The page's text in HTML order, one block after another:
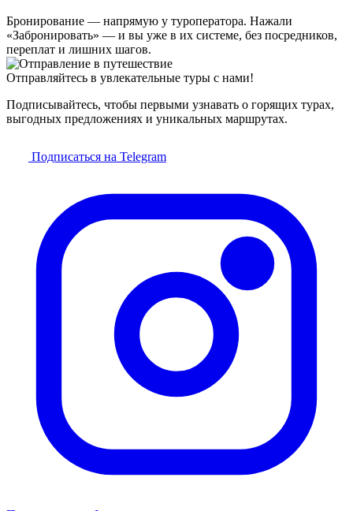
Бронирование — напрямую у туроператора. Нажали
«Забронировать» — и вы уже в их системе, без посредников,
переплат и лишних шагов.
Отправляйтесь в увлекательные туры с нами!
Подписывайтесь, чтобы первыми узнавать о горящих турах,
выгодных предложениях и уникальных маршрутах.
Подписаться на Telegram